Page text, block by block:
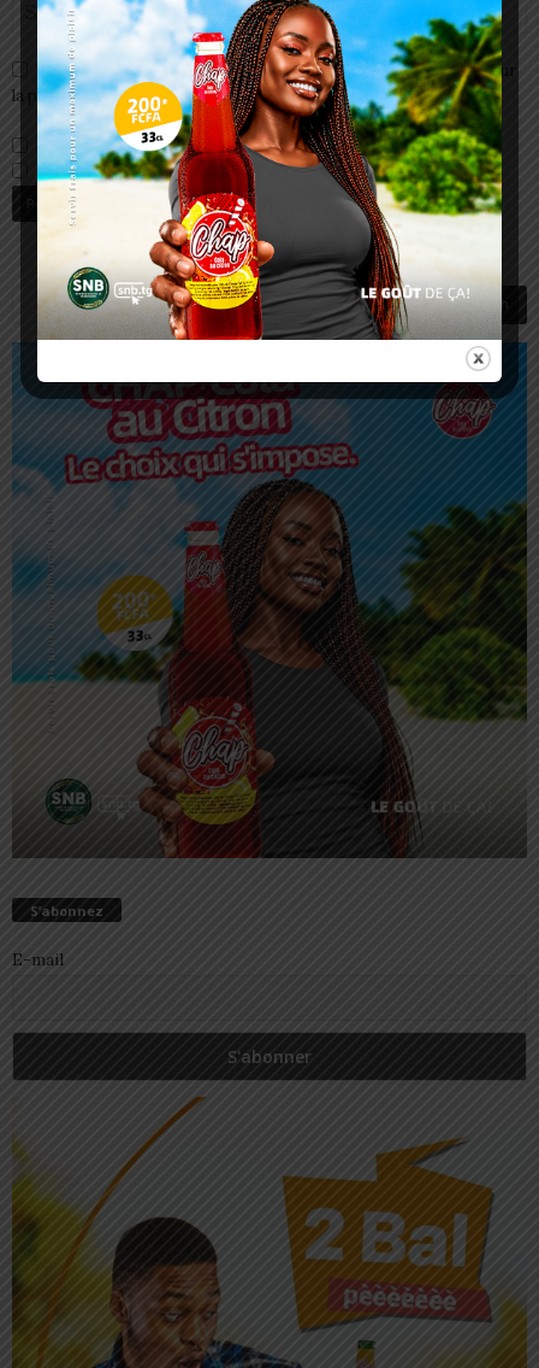
Enregistrer mon nom, email et site web dans ce navigateur pour
la prochaine fois que je commenterai.
Prévenez-moi de tous les nouveaux commentaires par e-mail.
Prévenez-moi de tous les nouveaux articles par e-mail.
S’abonnez
E-mail